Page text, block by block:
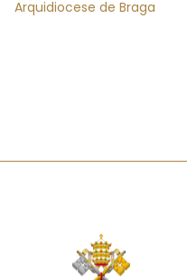
Arquidiocese de Braga